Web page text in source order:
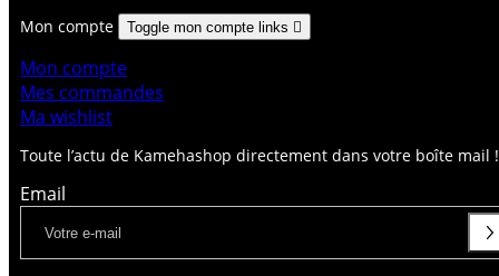
Toute l’actu de Kamehashop directement dans votre boîte mail !
Email
Mon compte Toggle mon compte links 
Mon compte
Mes commandes
Ma wishlist